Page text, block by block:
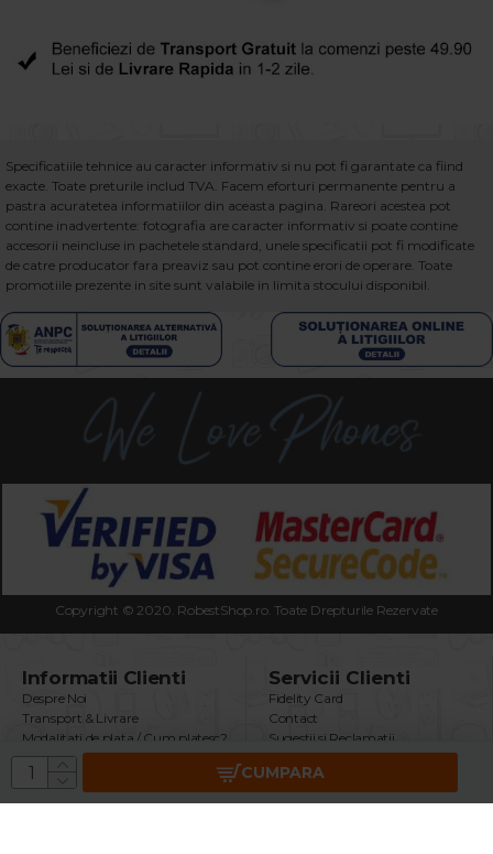
CUMPARA
Specificatiile tehnice au caracter informativ si nu pot fi garantate ca fiind
exacte. Toate preturile includ TVA. Facem eforturi permanente pentru a
pastra acuratetea informatiilor din aceasta pagina. Rareori acestea pot
contine inadvertente: fotografia are caracter informativ si poate contine
accesorii neincluse in pachetele standard, unele specificatii pot fi modificate
de catre producator fara preaviz sau pot contine erori de operare. Toate
promotiile prezente in site sunt valabile in limita stocului disponibil.
Copyright © 2020. RobestShop.ro. Toate Drepturile Rezervate
Informatii Clienti
Despre Noi
Transport & Livrare
Modalitati de plata / Cum platesc?
Termeni & Conditii
Politica Confidentialitate
Securitatea Datelor GDPR
Servicii Clienti
Fidelity Card
Contact
Sugestii si Reclamatii
Intrebari Frecvente
Returnare Produs
Garantie Produse